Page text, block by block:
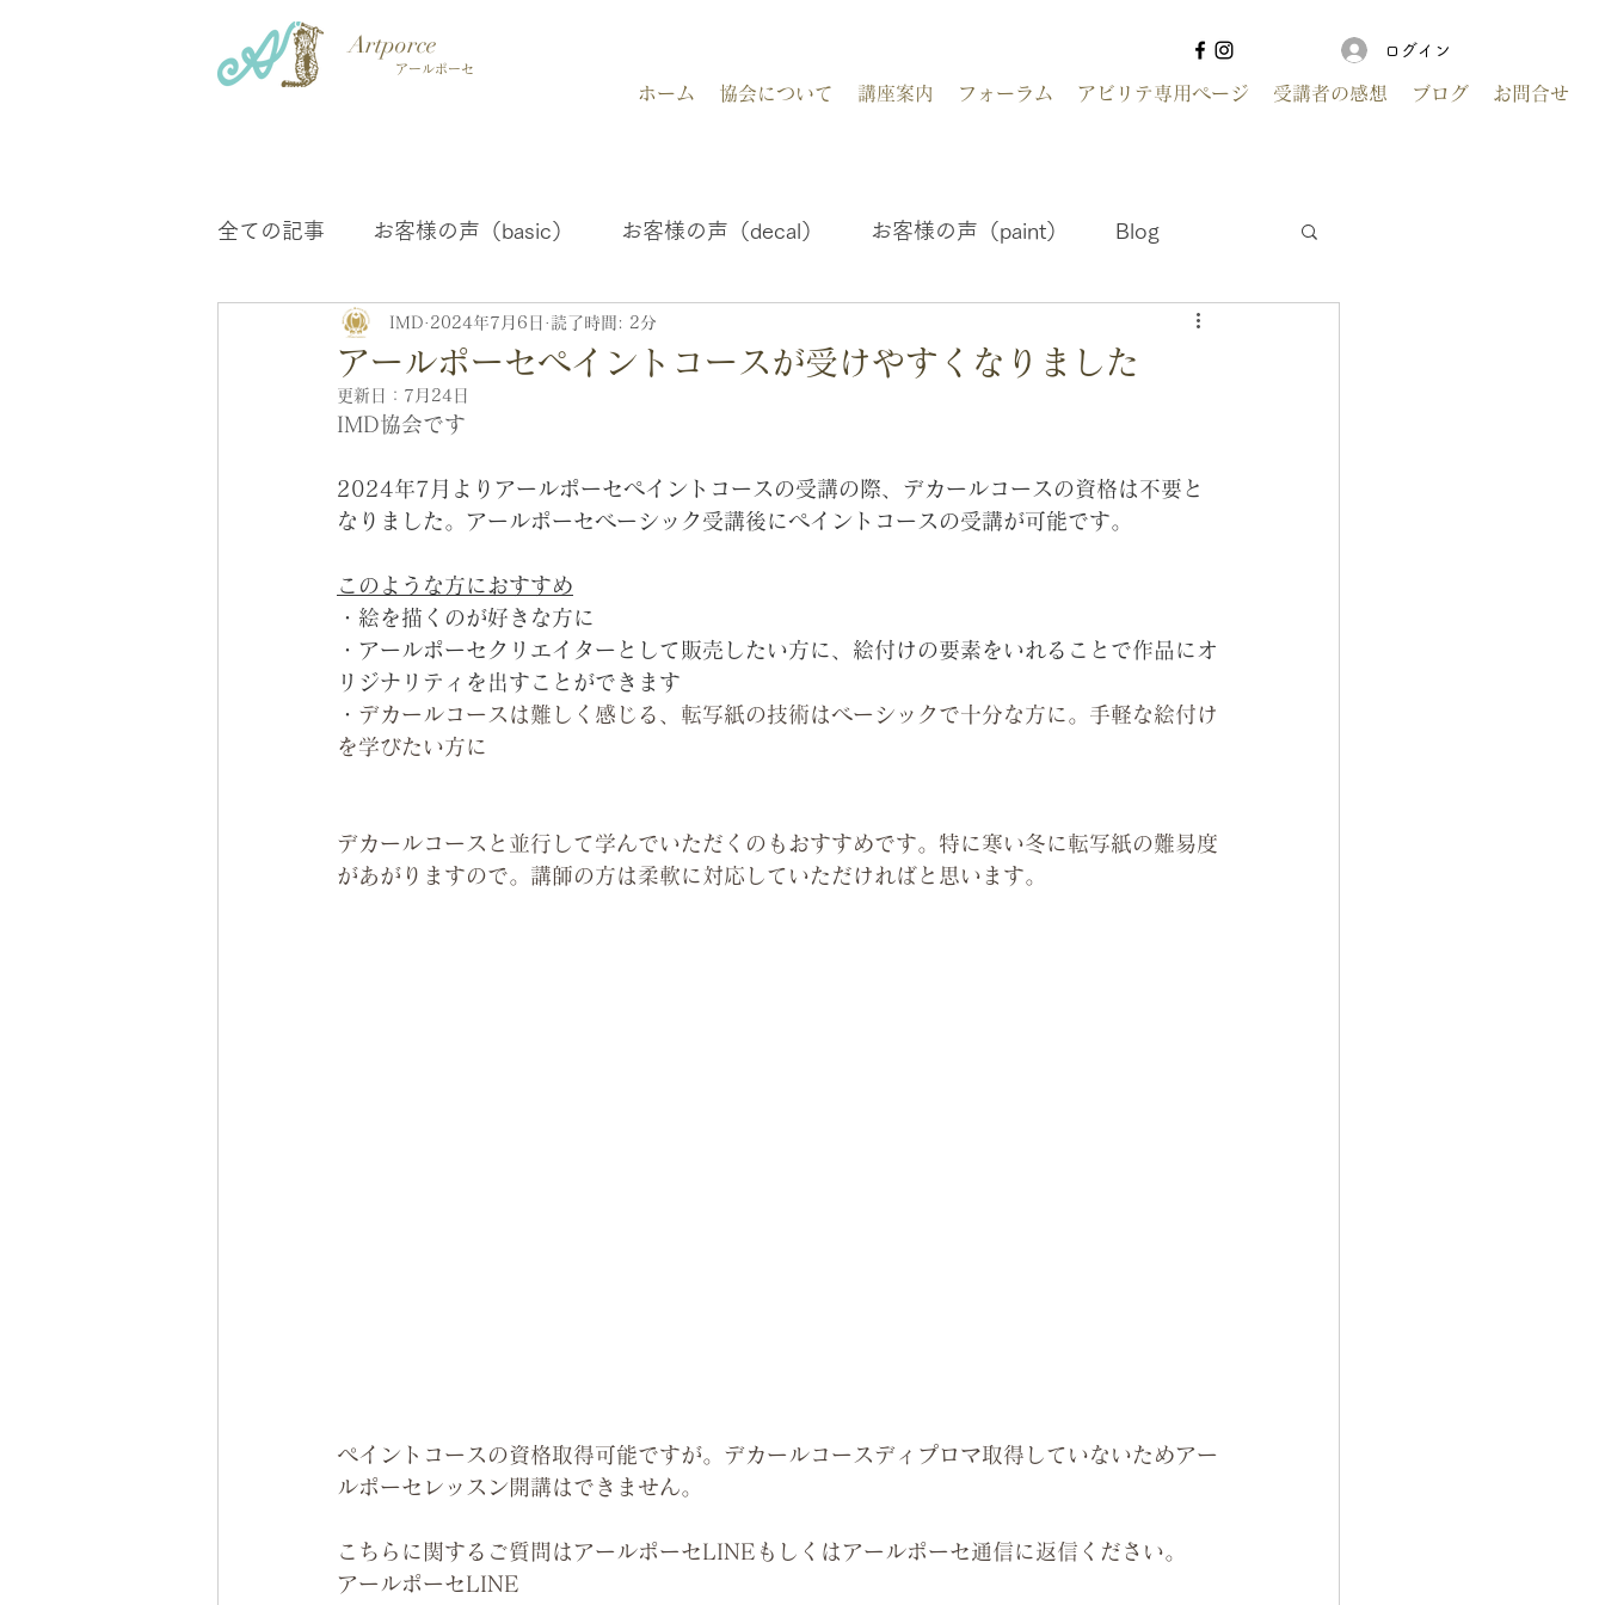
ホーム 協会について 講座案内 フォーラム アビリテ専用ページ 受講者の感想 ブログ お問合せ
Artporce ログイン
アールポーセ
全ての記事 お客様の声（basic） お客様の声（decal） お客様の声（paint） Blog
協会のお知らせ アールポーセの魅力
アールポーセペイントコースが受けやすくなりました
IMD 2024年7月6日 読了時間: 2分
更新日： 7月24日
IMD協会です
2024年7月よりアールポーセペイントコースの受講の際、デカールコースの資格は不要と
なりました。アールポーセベーシック受講後にペイントコースの受講が可能です。
このような方におすすめ
・絵を描くのが好きな方に
・アールポーセクリエイターとして販売したい方に、絵付けの要素をいれることで作品にオ
リジナリティを出すことができます
・ デカールコースは難しく感じる、転写紙の技術はベーシックで十分な方に。手軽な絵付け
を学びたい方に
デカールコースと並行して学んでいただくのもおすすめです。特に寒い冬に転写紙の難易度
があがりますので。講師の方は柔軟に対応していただければと思います。
ぺイントコースの資格取得可能ですが。デカールコースディプロマ取得していないためアー
ルポーセレッスン開講はできません。
こちらに関するご質問はアールポーセLINEもしくはアールポーセ通信に返信ください。
アールポーセLINE